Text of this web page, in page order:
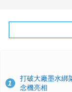
1
打破大廠墨水綁
念機亮相